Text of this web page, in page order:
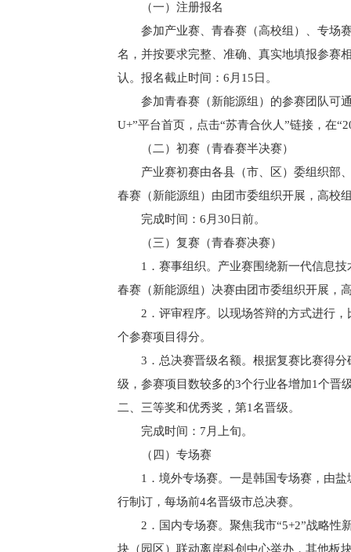
（一）注册报名
参加产业赛、青春赛（高校组）、专场
名，并按要求完整、准确、真实地填报参赛
认。报名截止时间：6月15日。
参加青春赛（新能源组）的参赛团队可
U+”平台首页，点击“苏青合伙人”链接，在
（二）初赛（青春赛半决赛）
产业赛初赛由各县（市、区）委组织部
春赛（新能源组）由团市委组织开展，高校
完成时间：6月30日前。
（三）复赛（青春赛决赛）
1．赛事组织。产业赛围绕新一代信息
春赛（新能源组）决赛由团市委组织开展，
2．评审程序。以现场答辩的方式进行
个参赛项目得分。
3．总决赛晋级名额。根据复赛比赛得
级，参赛项目数较多的3个行业各增加1个晋
二、三等奖和优秀奖，第1名晋级。
完成时间：7月上旬。
（四）专场赛
1．境外专场赛。一是韩国专场赛，由
行制订，每场前4名晋级市总决赛。
2．国内专场赛。聚焦我市“5+2”战略性
块（园区）联动离岸科创中心举办，其他板